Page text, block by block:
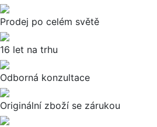
Prodej po celém světě
16 let na trhu
Odborná konzultace
Originální zboží se zárukou